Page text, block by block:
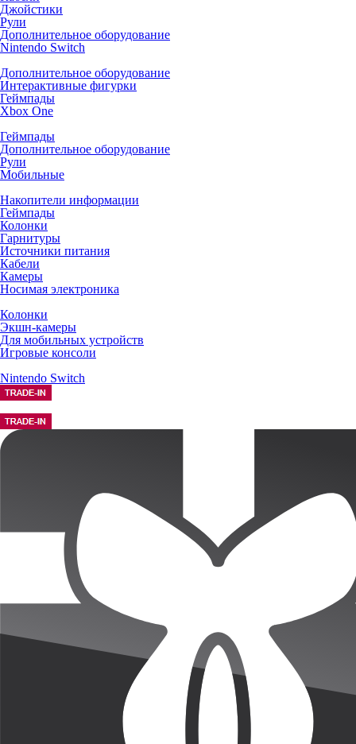
Джойстики
Рули
Дополнительное оборудование
Nintendo Switch
Дополнительное оборудование
Интерактивные фигурки
Геймпады
Xbox One
Геймпады
Дополнительное оборудование
Рули
Мобильные
Накопители информации
Геймпады
Колонки
Гарнитуры
Источники питания
Кабели
Камеры
Носимая электроника
Колонки
Экшн-камеры
Для мобильных устройств
Игровые консоли
Nintendo Switch